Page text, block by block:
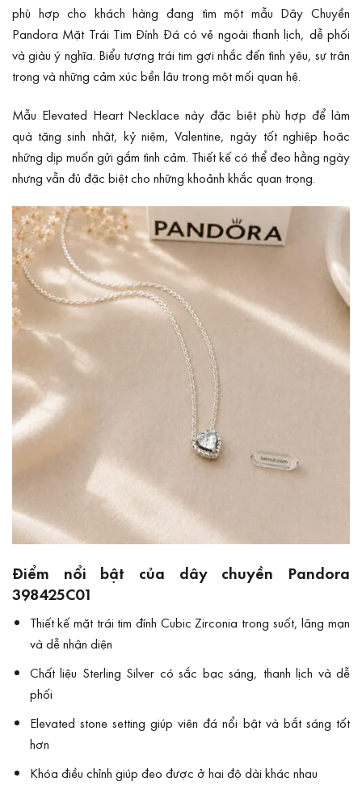
phù hợp cho khách hàng đang tìm một mẫu Dây Chuyền
Pandora Mặt Trái Tim Đính Đá có vẻ ngoài thanh lịch, dễ phối
và giàu ý nghĩa. Biểu tượng trái tim gợi nhắc đến tình yêu, sự trân
trọng và những cảm xúc bền lâu trong một mối quan hệ.
Mẫu Elevated Heart Necklace này đặc biệt phù hợp để làm
quà tặng sinh nhật, kỷ niệm, Valentine, ngày tốt nghiệp hoặc
những dịp muốn gửi gắm tình cảm. Thiết kế có thể đeo hằng ngày
nhưng vẫn đủ đặc biệt cho những khoảnh khắc quan trọng.
Điểm nổi bật của dây chuyền Pandora
398425C01
Thiết kế mặt trái tim đính Cubic Zirconia trong suốt, lãng mạn
và dễ nhận diện
Chất liệu Sterling Silver có sắc bạc sáng, thanh lịch và dễ
phối
Elevated stone setting giúp viên đá nổi bật và bắt sáng tốt
hơn
Khóa điều chỉnh giúp đeo được ở hai độ dài khác nhau